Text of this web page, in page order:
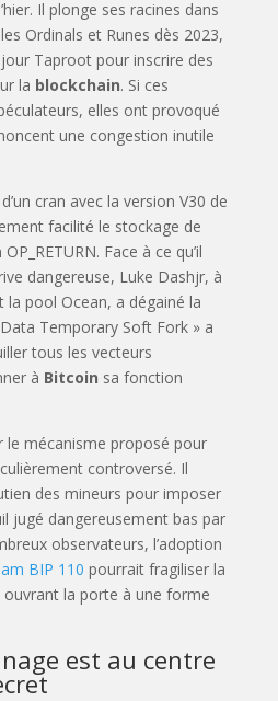
Il plonge ses racines dans
Ordinals et Runes dès 2023,
Taproot pour inscrire des
la blockchain. Si ces
elles ont provoqué
une congestion inutile
cran avec la version V30 de
facilité le stockage de
Face à ce qu’il
dangereuse, Luke Dashjr, à
pool Ocean, a dégainé la
Temporary Soft Fork » a
tous les vecteurs
à Bitcoin sa fonction
le mécanisme proposé pour
controversé. Il
des mineurs pour imposer
jugé dangereusement bas par
observateurs, l’adoption
BIP 110 pourrait fragiliser la
ouvrant la porte à une forme
est au centre